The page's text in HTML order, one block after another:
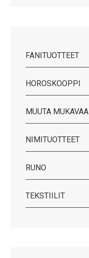
FANITUOTTEET
HOROSKOOPPI
MUUTA MUKAVAA
NIMITUOTTEET
RUNO
TEKSTIILIT